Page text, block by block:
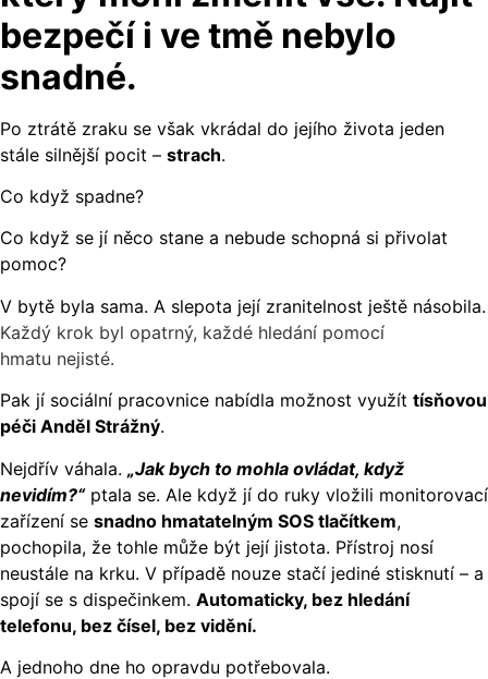
bezpečí i ve tmě nebylo
snadné.
Po ztrátě zraku se však vkrádal do jejího života jeden
stále silnější pocit – strach.
Co když spadne?
Co když se jí něco stane a nebude schopná si přivolat
pomoc?
V bytě byla sama. A slepota její zranitelnost ještě násobila.
Každý krok byl opatrný, každé hledání pomocí
hmatu nejisté.
Pak jí sociální pracovnice nabídla možnost využít tísňovou
péči Anděl Strážný.
Nejdřív váhala. „Jak bych to mohla ovládat, když
nevidím?“ptala se. Ale když jí do ruky vložili monitorovací
zařízení se snadno hmatatelným SOS tlačítkem,
pochopila, že tohle může být její jistota. Přístroj nosí
neustále na krku. V případě nouze stačí jediné stisknutí – a
spojí se s dispečinkem. Automaticky, bez hledání
telefonu, bez čísel, bez vidění.
A jednoho dne ho opravdu potřebovala.